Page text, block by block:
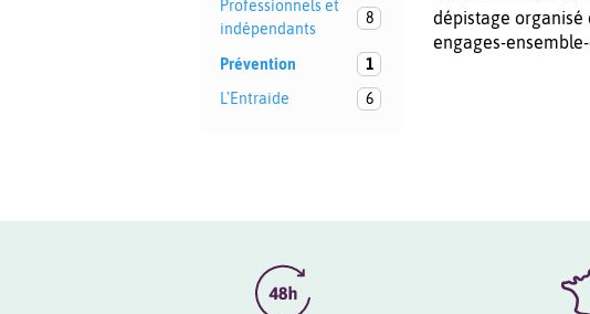
Professionnels et
indépendants
8
Prévention
1
L'Entraide
6
dépistage
engages-